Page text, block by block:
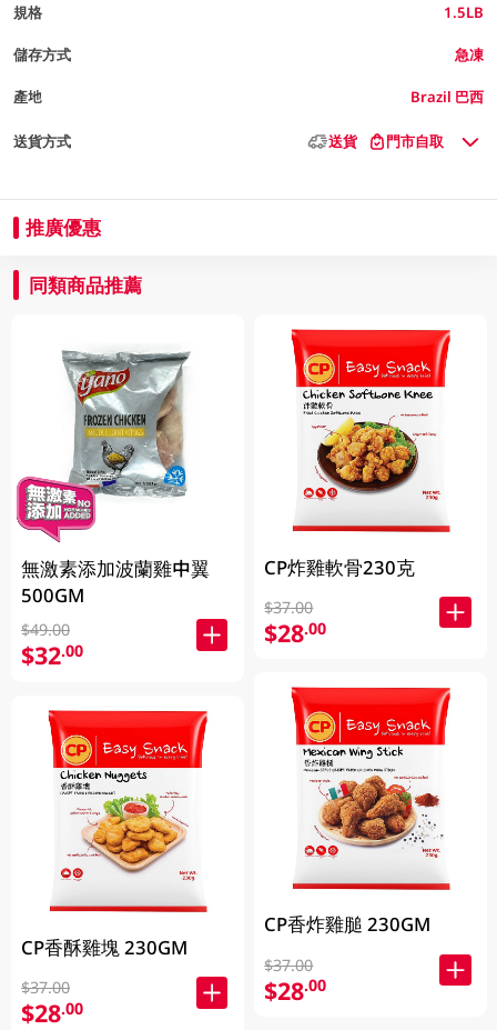
規格 1.5LB
儲存方式 急凍
產地 Brazil 巴西
送貨方式 送貨 門市自取
推廣優惠
同類商品推薦
無激素添加波蘭雞中翼
500GM
$49.00
$32.00
CP香酥雞塊 230GM
$37.00
$28.00
CP炸雞軟骨230克
$37.00
$28.00
CP香炸雞膇 230GM
$37.00
$28.00